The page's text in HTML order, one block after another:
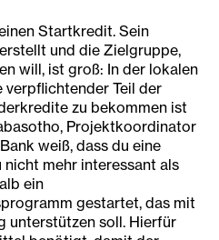
Startkredit. Sein
und die Zielgruppe,
will, ist groß: In der lokalen
verpflichtender Teil der
zu bekommen ist
Projektkoordinator
weiß, dass du eine
mehr interessant als
ein
gestartet, das mit
unterstützen soll. Hierfür